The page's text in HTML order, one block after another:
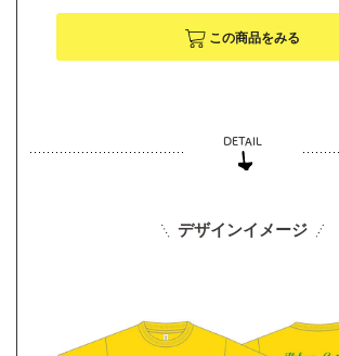
この商品をみる
デザインイメージ